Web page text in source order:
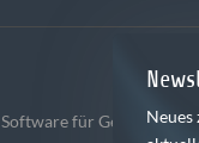
Software für